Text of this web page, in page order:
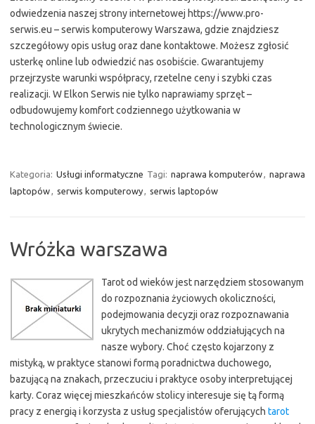
odwiedzenia naszej strony internetowej https://www.pro-
serwis.eu – serwis komputerowy Warszawa, gdzie znajdziesz
szczegółowy opis usług oraz dane kontaktowe. Możesz zgłosić
usterkę online lub odwiedzić nas osobiście. Gwarantujemy
przejrzyste warunki współpracy, rzetelne ceny i szybki czas
realizacji. W Elkon Serwis nie tylko naprawiamy sprzęt –
odbudowujemy komfort codziennego użytkowania w
technologicznym świecie.
Kategoria: Usługi informatyczne Tagi: naprawa komputerów, naprawa
laptopów, serwis komputerowy, serwis laptopów
Wróżka warszawa
Tarot od wieków jest narzędziem stosowanym
do rozpoznania życiowych okoliczności,
podejmowania decyzji oraz rozpoznawania
ukrytych mechanizmów oddziałujących na
nasze wybory. Choć często kojarzony z
mistyką, w praktyce stanowi formą poradnictwa duchowego,
bazującą na znakach, przeczuciu i praktyce osoby interpretującej
karty. Coraz więcej mieszkańców stolicy interesuje się tą formą
pracy z energią i korzysta z usług specjalistów oferujących tarot